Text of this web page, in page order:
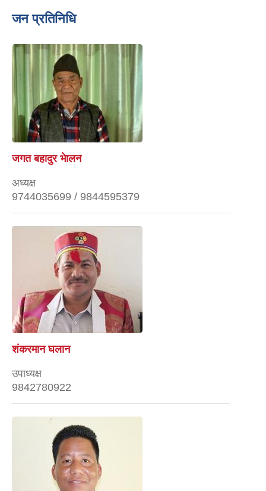
जन प्रतिनिधि
जगत बहादुर भेालन
अध्यक्ष
9744035699 / 9844595379
शंकरमान घलान
उपाध्यक्ष
9842780922